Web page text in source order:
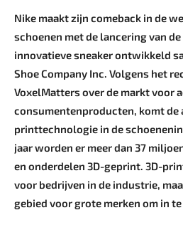
Nike maakt zijn comeback in de
schoenen met de lancering van de
innovatieve sneaker ontwikkeld
Shoe Company Inc. Volgens het
VoxelMatters over de markt voor
consumentenproducten, komt de
printtechnologie in de
jaar worden er meer dan 37
en onderdelen 3D-geprint. 3D-
voor bedrijven in de industrie,
gebied voor grote merken om in